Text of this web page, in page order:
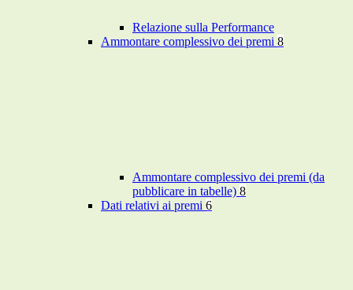
Relazione sulla Performance
Ammontare complessivo dei premi 8
Ammontare complessivo dei premi (da
pubblicare in tabelle) 8
Dati relativi ai premi 6